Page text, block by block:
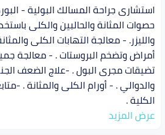
استشارى جراحة المسالك البولية -
حصوات المثانة والحالبين والكلى
والليزر. - معالجة التهابات الكلى
أمراض وتضخم البروستات . - معالجة
تضيقات مجرى البول . -علاج الضعف
والدوالي . - أورام الكلى والمثانة . -
الكلية .
عرض المزيد